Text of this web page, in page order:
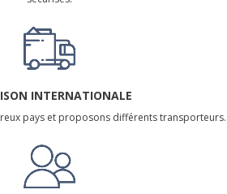
INTERNATIONALE
pays et proposons différents transporteurs.